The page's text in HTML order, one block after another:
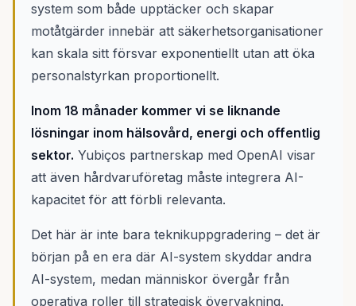
system som både upptäcker och skapar
motåtgärder innebär att säkerhetsorganisationer
kan skala sitt försvar exponentiellt utan att öka
personalstyrkan proportionellt.
Inom 18 månader kommer vi se liknande
lösningar inom hälsovård, energi och offentlig
sektor. Yubiços partnerskap med OpenAI visar
att även hårdvaruföretag måste integrera AI-
kapacitet för att förbli relevanta.
Det här är inte bara teknikuppgradering – det är
början på en era där AI-system skyddar andra
AI-system, medan människor övergår från
operativa roller till strategisk övervakning.